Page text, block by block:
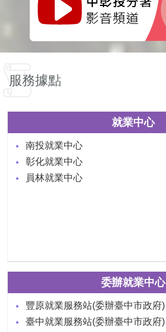
服務據點
就業中心
南投就業中心
彰化就業中心
員林就業中心
委辦就業中心
豐原就業服務站(委辦臺中市政府)
臺中就業服務站(委辦臺中市政府)